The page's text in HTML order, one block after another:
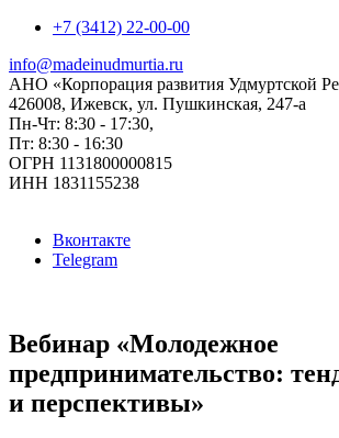
+7 (3412) 22-00-00
info@madeinudmurtia.ru
АНО «Корпорация развития Удмуртской
426008, Ижевск, ул. Пушкинская, 247-а
Пн-Чт: 8:30 - 17:30,
Пт: 8:30 - 16:30
ОГРН 1131800000815
ИНН 1831155238
Вконтакте
Telegram
Вебинар «Молодежное
предпринимательство:
и перспективы»